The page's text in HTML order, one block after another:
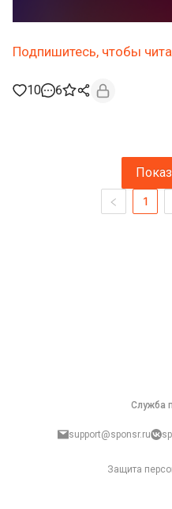
Подпишитесь, чтобы
10 6
1
Служба
support@sponsr.ru
Защита